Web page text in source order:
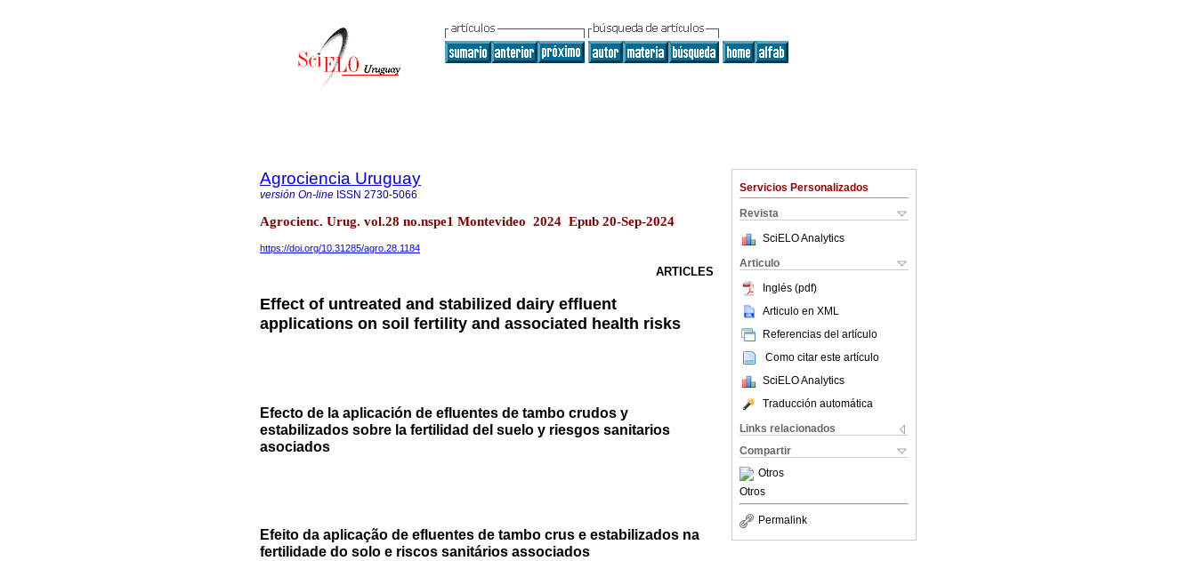
Servicios Personalizados
Revista
SciELO Analytics
Articulo
Inglés (pdf)
Articulo en XML
Referencias del artículo
Como citar este artículo
SciELO Analytics
Traducción automática
Links relacionados
Compartir
Otros
Otros
Permalink
Agrociencia Uruguay
versión On-line ISSN 2730-5066
Agrocienc. Urug. vol.28 no.nspe1 Montevideo 2024 Epub 20-Sep-2024
https://doi.org/10.31285/agro.28.1184
ARTICLES
Effect of untreated and stabilized dairy effluent
applications on soil fertility and associated health risks
Efecto de la aplicación de efluentes de tambo crudos y
estabilizados sobre la fertilidad del suelo y riesgos sanitarios
asociados
Efeito da aplicação de efluentes de tambo crus e estabilizados na
fertilidade do solo e riscos sanitários associados